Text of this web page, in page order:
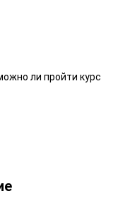
ли пройти курс